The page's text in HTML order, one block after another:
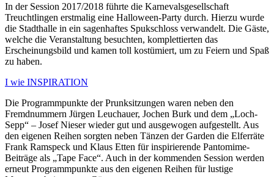
In der Session 2017/2018 führte die Karnevalsgesellschaft
Treuchtlingen erstmalig eine Halloween-Party durch. Hierzu wurde
die Stadthalle in ein sagenhaftes Spukschloss verwandelt. Die Gäste,
welche die Veranstaltung besuchten, komplettierten das
Erscheinungsbild und kamen toll kostümiert, um zu Feiern und Spaß
zu haben.
I wie INSPIRATION
Die Programmpunkte der Prunksitzungen waren neben den
Fremdnummern Jürgen Leuchauer, Jochen Burk und dem „Loch-
Sepp“ – Josef Nieser wieder gut und ausgewogen aufgestellt. Aus
den eigenen Reihen sorgten neben Tänzen der Garden die Elferräte
Frank Ramspeck und Klaus Etten für inspirierende Pantomime-
Beiträge als „Tape Face“. Auch in der kommenden Session werden
erneut Programmpunkte aus den eigenen Reihen für lustige